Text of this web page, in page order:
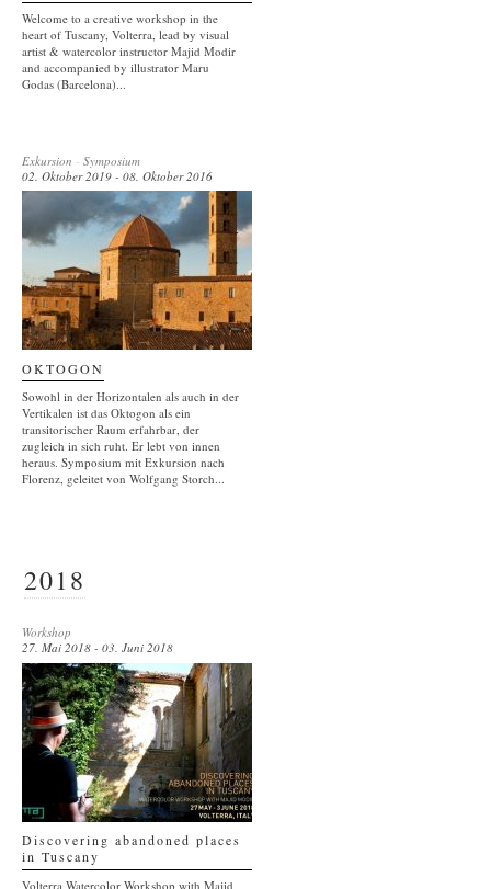
Welcome to a creative workshop in the
heart of Tuscany, Volterra, lead by visual
artist & watercolor instructor Majid Modir
and accompanied by illustrator Maru
Godas (Barcelona)...
Exkursion - Symposium
02. Oktober 2019 - 08. Oktober 2016
OKTOGON
Sowohl in der Horizontalen als auch in der
Vertikalen ist das Oktogon als ein
transitorischer Raum erfahrbar, der
zugleich in sich ruht. Er lebt von innen
heraus. Symposium mit Exkursion nach
Florenz, geleitet von Wolfgang Storch...
2018
Workshop
27. Mai 2018 - 03. Juni 2018
Discovering abandoned places
in Tuscany
Volterra Watercolor Workshop with Majid